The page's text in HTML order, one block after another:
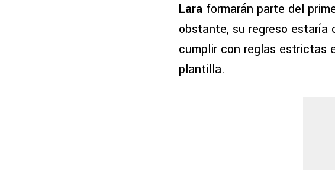
Lara formarán parte del
obstante, su regreso estaría
cumplir con reglas estrictas
plantilla.